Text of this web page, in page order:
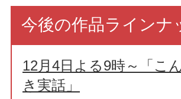
今後の作品ラインナ
12月4日よる9時～「
き実話」